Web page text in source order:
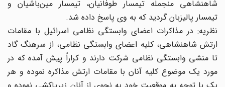
شاهنشاهی منجمله تیمسار طوفانیان، تیمسار مین‌باشیان و
تیمسار پالیزبان گردید که به وی پاسخ داده شد.
نظریه: در مذاکرات اعضای وابستگی نظامی اسرائیل با مقامات
ارتش شاهنشاهی، کلیه اعضای وابستگی نظامی، از سرهنگ گاد
تا منشی وابستگی نظامی شرکت دارند و کراراً پیش آمده که در
مورد یک موضوع کلیه آنان با مقامات ارتش مذاکره نموده و هر